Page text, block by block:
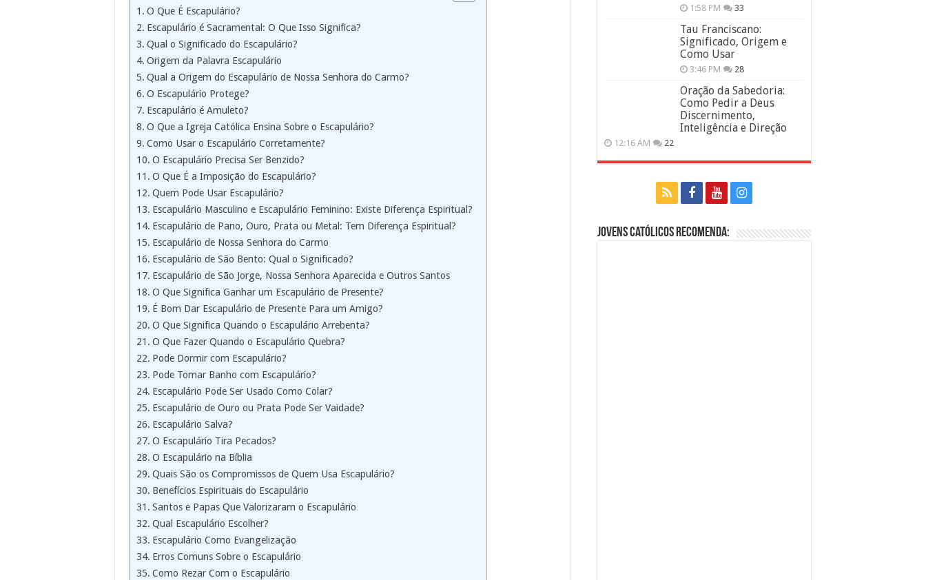
O Que É Escapulário?
Escapulário é Sacramental: O Que Isso Significa?
Qual o Significado do Escapulário?
Origem da Palavra Escapulário
Qual a Origem do Escapulário de Nossa Senhora do Carmo?
O Escapulário Protege?
Escapulário é Amuleto?
O Que a Igreja Católica Ensina Sobre o Escapulário?
Como Usar o Escapulário Corretamente?
O Escapulário Precisa Ser Benzido?
O Que É a Imposição do Escapulário?
Quem Pode Usar Escapulário?
Escapulário Masculino e Escapulário Feminino: Existe Diferença Espiritual?
Escapulário de Pano, Ouro, Prata ou Metal: Tem Diferença Espiritual?
Escapulário de Nossa Senhora do Carmo
Escapulário de São Bento: Qual o Significado?
Escapulário de São Jorge, Nossa Senhora Aparecida e Outros Santos
O Que Significa Ganhar um Escapulário de Presente?
É Bom Dar Escapulário de Presente Para um Amigo?
O Que Significa Quando o Escapulário Arrebenta?
O Que Fazer Quando o Escapulário Quebra?
Pode Dormir com Escapulário?
Pode Tomar Banho com Escapulário?
Escapulário Pode Ser Usado Como Colar?
Escapulário de Ouro ou Prata Pode Ser Vaidade?
Escapulário Salva?
O Escapulário Tira Pecados?
O Escapulário na Bíblia
Quais São os Compromissos de Quem Usa Escapulário?
Benefícios Espirituais do Escapulário
Santos e Papas Que Valorizaram o Escapulário
Qual Escapulário Escolher?
Escapulário Como Evangelização
Erros Comuns Sobre o Escapulário
Como Rezar Com o Escapulário
1:58 PM 33
Tau Franciscano:
Significado, Origem e
Como Usar
3:46 PM 28
Oração da Sabedoria:
Como Pedir a Deus
Discernimento,
Inteligência e Direção
12:16 AM 22
Jovens Católicos Recomenda: